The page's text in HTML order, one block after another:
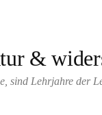
&
sind Lehrjahre der